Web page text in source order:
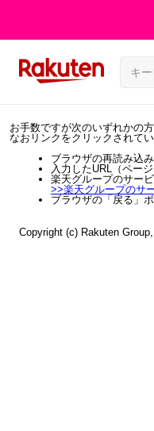
お手数ですが次のいずれかの
なおリンクをクリックされて
ブラウザの再読み込
入力したURL（ペー
楽天グループのサー
>>楽天グループのサ
ブラウザの「戻る」
Copyright (c) Rakuten